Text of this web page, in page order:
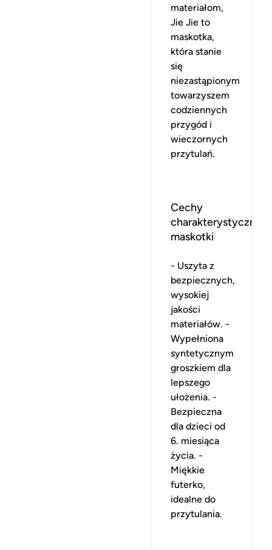
materiałom,
Jie Jie to
maskotka,
która stanie
się
niezastąpionym
towarzyszem
codziennych
przygód i
wieczornych
przytulań.
Cechy
charakterystyczne
maskotki
- Uszyta z
bezpiecznych,
wysokiej
jakości
materiałów. -
Wypełniona
syntetycznym
groszkiem dla
lepszego
ułożenia. -
Bezpieczna
dla dzieci od
6. miesiąca
życia. -
Miękkie
futerko,
idealne do
przytulania.